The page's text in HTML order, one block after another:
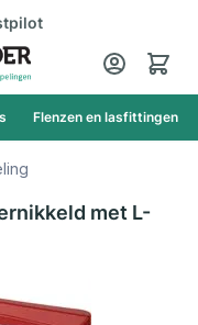
Cart
Flenzen en lasfittingen
met L-